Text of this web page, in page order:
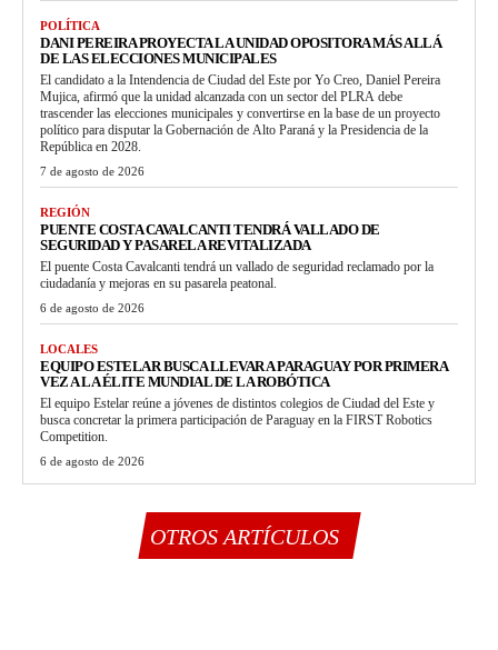
POLÍTICA
DANI PEREIRA PROYECTA LA UNIDAD OPOSITORA MÁS ALLÁ
DE LAS ELECCIONES MUNICIPALES
El candidato a la Intendencia de Ciudad del Este por Yo Creo, Daniel Pereira
Mujica, afirmó que la unidad alcanzada con un sector del PLRA debe
trascender las elecciones municipales y convertirse en la base de un proyecto
político para disputar la Gobernación de Alto Paraná y la Presidencia de la
República en 2028.
7 de agosto de 2026
REGIÓN
PUENTE COSTA CAVALCANTI TENDRÁ VALLADO DE
SEGURIDAD Y PASARELA REVITALIZADA
El puente Costa Cavalcanti tendrá un vallado de seguridad reclamado por la
ciudadanía y mejoras en su pasarela peatonal.
6 de agosto de 2026
LOCALES
EQUIPO ESTELAR BUSCA LLEVAR A PARAGUAY POR PRIMERA
VEZ A LA ÉLITE MUNDIAL DE LA ROBÓTICA
El equipo Estelar reúne a jóvenes de distintos colegios de Ciudad del Este y
busca concretar la primera participación de Paraguay en la FIRST Robotics
Competition.
6 de agosto de 2026
OTROS ARTÍCULOS